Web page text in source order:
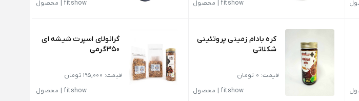
fitshow
محصول
fitshow
محصول
کره بادام‌ زمینی پروتئینی
شکلاتی
قیمت: 0 تومان
fitshow
محصول
گرانولای اسپرت شیشه ای
350گرمی
قیمت: 195,000 تومان
fitshow
محصول